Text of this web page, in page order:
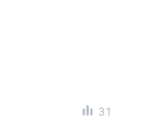
31